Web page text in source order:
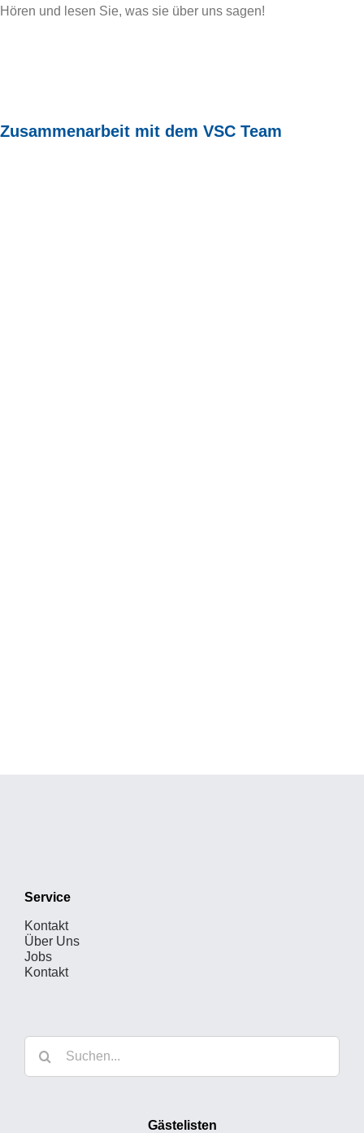
Hören und lesen Sie, was sie über uns sagen!
Zusammenarbeit mit dem VSC Team
Service
Kontakt
Über Uns
Jobs
Kontakt
Suche
nach:
Gästelisten